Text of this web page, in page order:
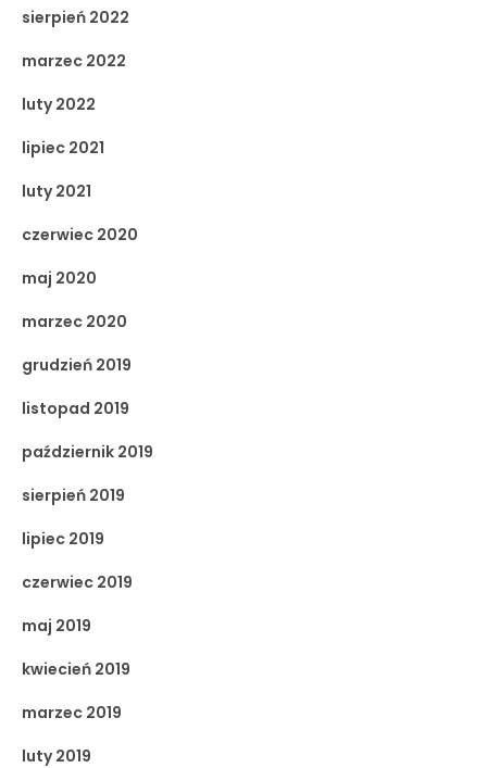
sierpień 2022
marzec 2022
luty 2022
lipiec 2021
luty 2021
czerwiec 2020
maj 2020
marzec 2020
grudzień 2019
listopad 2019
październik 2019
sierpień 2019
lipiec 2019
czerwiec 2019
maj 2019
kwiecień 2019
marzec 2019
luty 2019